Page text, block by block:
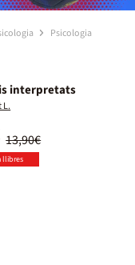
Psicologia
interpretats
L.
13,90€
llibres